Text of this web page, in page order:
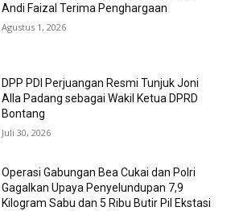
Andi Faizal Terima Penghargaan
Agustus 1, 2026
DPP PDI Perjuangan Resmi Tunjuk Joni
Alla Padang sebagai Wakil Ketua DPRD
Bontang
Juli 30, 2026
Operasi Gabungan Bea Cukai dan Polri
Gagalkan Upaya Penyelundupan 7,9
Kilogram Sabu dan 5 Ribu Butir Pil Ekstasi